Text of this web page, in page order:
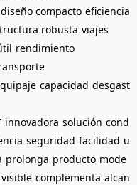
diseño compacto eficiencia
robusta viajes
rendimiento
capacidad desgast
innovadora solución cond
seguridad facilidad u
prolonga producto mode
visible complementa alcan